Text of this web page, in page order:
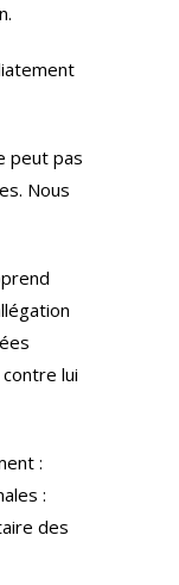
peut pas
Nous
lui
:
:
des